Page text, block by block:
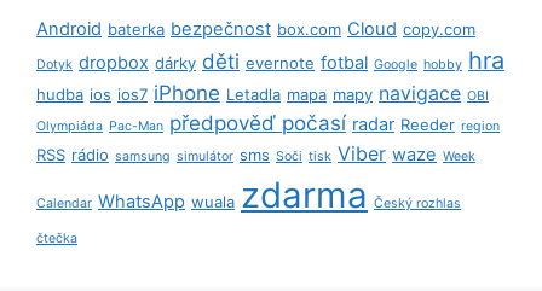
Android baterka bezpečnost box.com Cloud copy.com
Dotyk dropbox dárky děti evernote fotbal Google hobby hra
hudba ios ios7 iPhone Letadla mapa mapy navigace OBI
Olympiáda Pac-Man předpověď počasí radar Reeder region
RSS rádio samsung simulátor sms Soči tisk Viber waze Week
Calendar WhatsApp wuala zdarma Český rozhlas
čtečka